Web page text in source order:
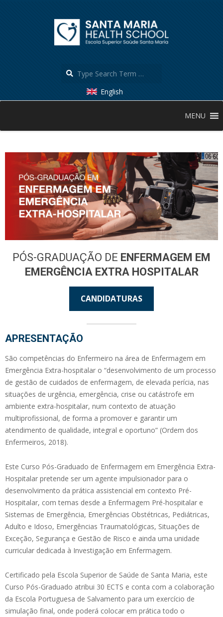
English
Menu
MENU
PÓS-GRADUAÇÃO DE ENFERMAGEM EM
EMERGÊNCIA EXTRA HOSPITALAR
CANDIDATURAS
APRESENTAÇÃO
São competências do Enfermeiro na área de Enfermagem em
Emergência Extra-hospitalar o “desenvolvimento de um processo
de gestão de cuidados de enfermagem, de elevada perícia, nas
situações de urgência, emergência, crise ou catástrofe em
ambiente extra-hospitalar, num contexto de atuação
multiprofissional, de forma a promover e garantir um
atendimento de qualidade, integral e oportuno” (Ordem dos
Enfermeiros, 2018).
Este Curso Pós-Graduado de Enfermagem em Emergência Extra-
Hospitalar pretende ser um agente impulsionador para o
desenvolvimento da prática assistencial em contexto Pré-
Hospitalar, com temas desde a Enfermagem Pré-hospitalar e
Sistemas de Emergência, Emergências Obstétricas, Pediátricas,
Adulto e Idoso, Emergências Traumatológicas, Situações de
Exceção, Segurança e Gestão de Risco e ainda uma unidade
curricular dedicada à Investigação em Enfermagem.
Certificado pela Escola Superior de Saúde de Santa Maria, este
Curso Pós-Graduado atribui 30 ECTS e conta com a colaboração
da Escola Portuguesa de Salvamento para um exercício de
simulação final, onde poderá colocar em prática todo o